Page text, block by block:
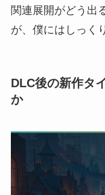
関連展開がどう出
が、僕にはしっく
DLC後の新作タ
か